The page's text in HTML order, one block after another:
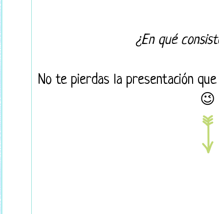
¿En qué
No te pierdas la presentación
😉